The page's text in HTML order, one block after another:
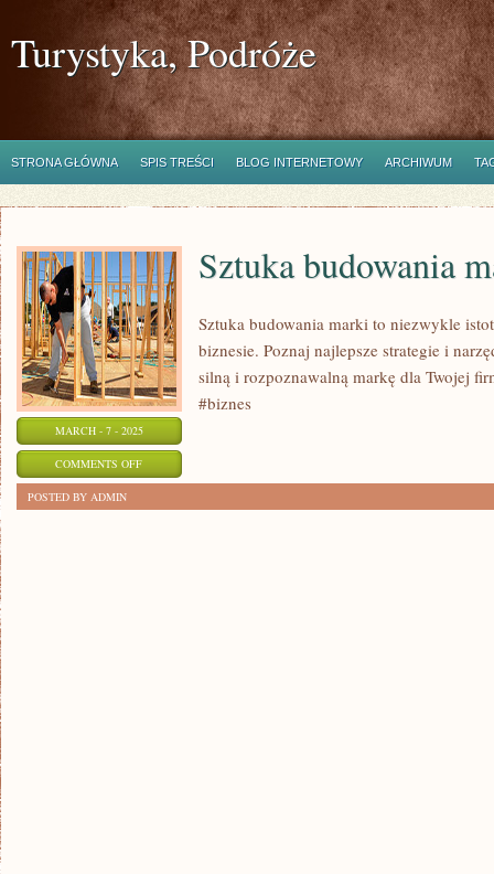
Turystyka, Podróże
STRONA GŁÓWNA SPIS TREŚCI BLOG INTERNETOWY ARCHIWUM
MARCH - 7 - 2025
COMMENTS OFFON
Sztuka budowania
Sztuka budowania marki to niezwykle
biznesie. Poznaj najlepsze strategie i
silną i rozpoznawalną markę dla Twojej
#biznes
POSTED BY ADMIN